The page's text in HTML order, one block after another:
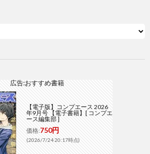
広告:おすすめ書籍
【電子版】コンプエース 2026
年9月号 【電子書籍】[ コンプエ
ース編集部 ]
価格:750円
(2026/7/24 20:17時点)